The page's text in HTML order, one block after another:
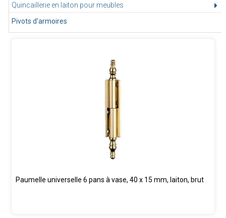
Quincaillerie en laiton pour meubles
Pivots d'armoires
Paumelle universelle 6 pans à vase, 40 x 15 mm, laiton, brut